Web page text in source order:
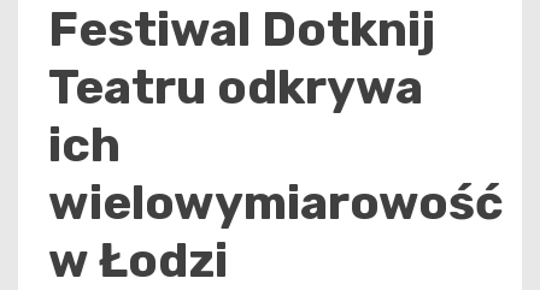
Festiwal Dotknij
Teatru odkrywa
ich
wielowymiarowość
w Łodzi